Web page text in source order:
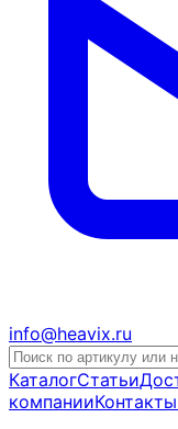
info@heavix.ru
КаталогСтатьи
компанииКонтакты